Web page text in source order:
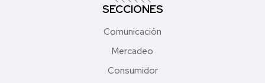
SECCIONES
Comunicación
Mercadeo
Consumidor